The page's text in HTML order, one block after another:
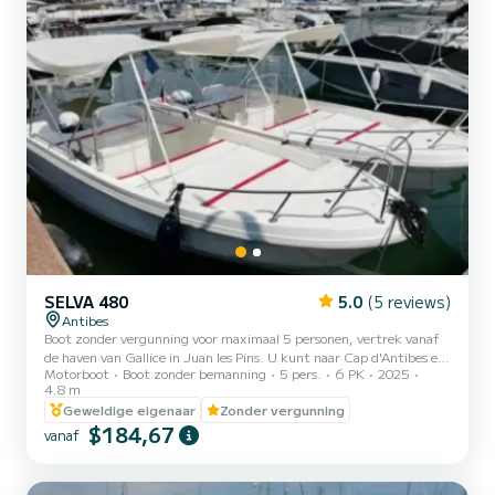
SELVA 480 5.0 (5 reviews)
Antibes
Boot zonder vergunning voor maximaal 5 personen, vertrek vanaf
de haven van Gallice in Juan les Pins. U kunt naar Cap d'Antibes en
de eilanden van Lérins tegenover Cannes varen. Zeer gemakkelijk te
besturen en met een groot zonnedek is deze boot ideaal voor een
eerste uitje op zee. De prijs van de boot is exclusief brandstof. Een
brandstofpakket moet ter plaatse voor vertrek worden betaald.
€10 voor een halve dag, €20 voor een volledige dag. Neem contact
Motorboot Boot zonder bemanning 5 pers. 6 PK
2025
4.8 m
Geweldige eigenaar
Zonder vergunning
vanaf $184,67